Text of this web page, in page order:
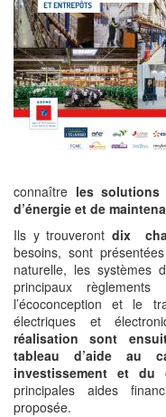
connaître les solutions
d’énergie et de
Ils y trouverontdix
besoins, sont
naturelle, les systèmes
principaux
l’écoconception et le
électriques et
réalisation sont
tableau d’aide au
investissement et du
principales aides
proposée.